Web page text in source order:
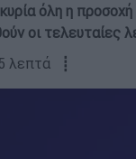
όλη η
οι τελευταίες
λεπτά ┋